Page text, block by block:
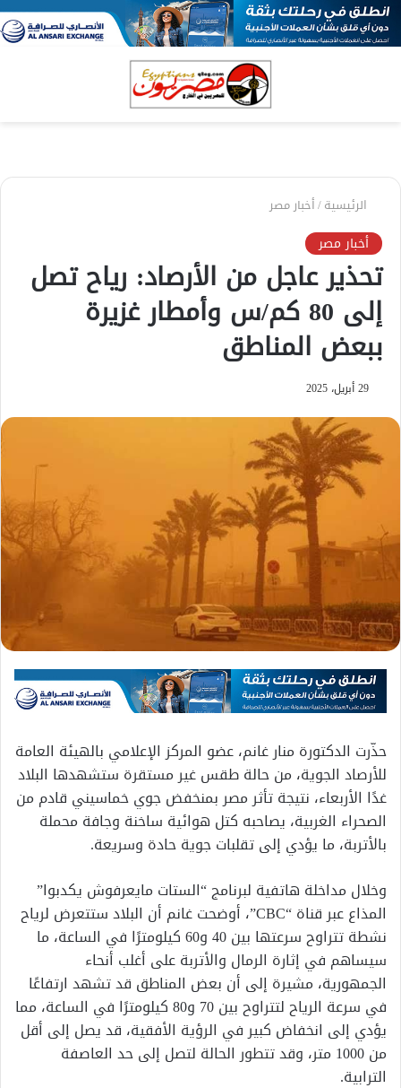
الرئيسية/أخبار مصر
أخبار مصر
تحذير عاجل من الأرصاد: رياح تصل
إلى 80 كم/س وأمطار غزيرة
ببعض المناطق
29 أبريل، 2025
حذّرت الدكتورة منار غانم، عضو المركز الإعلامي بالهيئة العامة
للأرصاد الجوية، من حالة طقس غير مستقرة ستشهدها البلاد
غدًا الأربعاء، نتيجة تأثر مصر بمنخفض جوي خماسيني قادم من
الصحراء الغربية، يصاحبه كتل هوائية ساخنة وجافة محملة
بالأتربة، ما يؤدي إلى تقلبات جوية حادة وسريعة.
وخلال مداخلة هاتفية لبرنامج “الستات مايعرفوش يكدبوا”
المذاع عبر قناة “CBC”، أوضحت غانم أن البلاد ستتعرض لرياح
نشطة تتراوح سرعتها بين 40 و60 كيلومترًا في الساعة، ما
سيساهم في إثارة الرمال والأتربة على أغلب أنحاء
الجمهورية، مشيرة إلى أن بعض المناطق قد تشهد ارتفاعًا
في سرعة الرياح لتتراوح بين 70 و80 كيلومترًا في الساعة، مما
يؤدي إلى انخفاض كبير في الرؤية الأفقية، قد يصل إلى أقل
من 1000 متر، وقد تتطور الحالة لتصل إلى حد العاصفة
الترابية.